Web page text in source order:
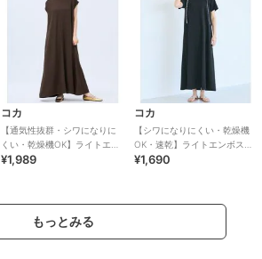
コカ
【通気性抜群・シワになりに
くい・乾燥機OK】ライトエン
ボスマキシロールアップワン
¥1,989
コカ
【シワになりにくい・乾燥機
OK・速乾】ライトエンボスマ
キシワンピース 全2色
¥1,690
もっとみる